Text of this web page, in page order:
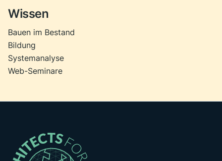
Wissen
Bauen im Bestand
Bildung
Systemanalyse
Web-Seminare